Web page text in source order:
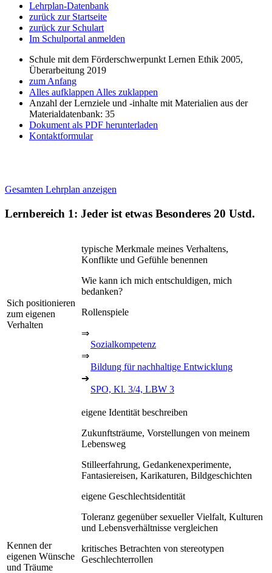
Lehrplan-Datenbank
zurück zur Startseite
zurück zur Schulart
Im Schulportal anmelden
Schule mit dem Förderschwerpunkt Lernen Ethik 2005,
Überarbeitung 2019
zum Anfang
Alles aufklappen Alles zuklappen
Anzahl der Lernziele und -inhalte mit Materialien aus der
Materialdatenbank: 35
Dokument als PDF herunterladen
Kontaktformular
Gesamten Lehrplan anzeigen
Lernbereich 1: Jeder ist etwas Besonderes 20 Ustd.
Sich positionieren
zum eigenen
Verhalten
typische Merkmale meines Verhaltens,
Konflikte und Gefühle benennen
Wie kann ich mich entschuldigen, mich
bedanken?
Rollenspiele
⇒
Sozialkompetenz
⇒
Bildung für nachhaltige Entwicklung
➔
SPO, Kl. 3/4, LBW 3
Kennen der
eigenen Wünsche
und Träume
eigene Identität beschreiben
Zukunftsträume, Vorstellungen von meinem
Lebensweg
Stilleerfahrung, Gedankenexperimente,
Fantasiereisen, Karikaturen, Bildgeschichten
eigene Geschlechtsidentität
Toleranz gegenüber sexueller Vielfalt, Kulturen
und Lebensverhältnisse vergleichen
kritisches Betrachten von stereotypen
Geschlechterrollen